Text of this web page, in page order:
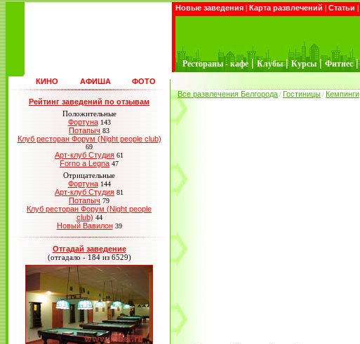
Новые заведения | Карта развлечений | Статьи |
Рестораны - кафе | Клубы | Курсы | Фитнес |
КИНО АФИША ФОТО
Рейтинг заведений по отзывам
Положительные
Фортуна 143
Потапыч 83
Клуб ресторан Форум (Night people club)
69
Арт-клуб Студия 61
Forno a Legna 47
Отрицательные
Фортуна 144
Арт-клуб Студия 81
Потапыч 79
Клуб ресторан Форум (Night people
club) 44
Новый Вавилон 39
Отгадай заведение
(отгадало - 184 из 6529)
Все развлечения Белгорода / Гостиницы / Кемпинги